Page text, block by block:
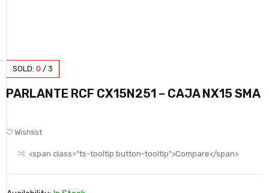
SOLD: 0 / 3
PARLANTE RCF CX15N251 – CAJA NX15 SMA
Wishlist
<span class="ts-tooltip button-tooltip">Compare</span>